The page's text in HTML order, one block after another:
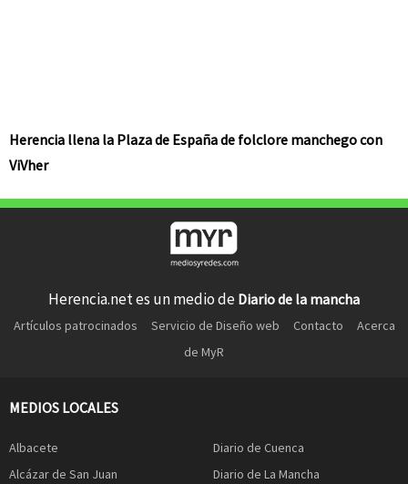
Herencia llena la Plaza de España de folclore manchego con
ViVher
Herencia.net es un medio de Diario de la mancha
Artículos patrocinados Servicio de Diseño web Contacto
Acerca
de MyR
MEDIOS LOCALES
Albacete
Alcázar de San Juan
Diario de Cuenca
Diario de La Mancha